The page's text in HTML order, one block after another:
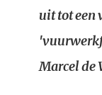
uit tot een
Marcel de